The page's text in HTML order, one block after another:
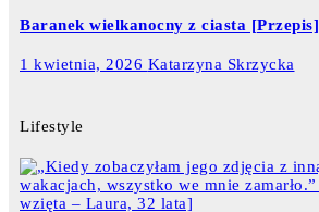
Baranek wielkanocny z ciasta [Przepis]
1 kwietnia, 2026 Katarzyna Skrzycka
Lifestyle